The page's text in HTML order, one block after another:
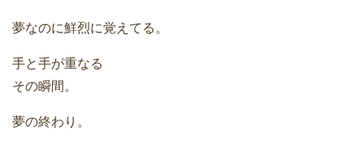
夢なのに鮮烈に覚えてる。
手と手が重なる
その瞬間。
夢の終わり。